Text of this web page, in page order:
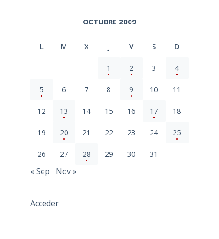
OCTUBRE 2009
L M X J V S D
1 2 3 4
5 6 7 8 9 10 11
12 13 14 15 16 17 18
19 20 21 22 23 24 25
26 27 28 29 30 31
« Sep Nov »
Acceder